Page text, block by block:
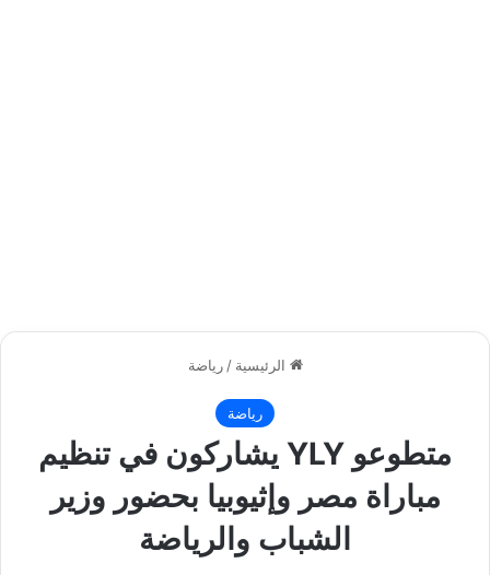
الرئيسية / رياضة
رياضة
متطوعو YLY يشاركون في تنظيم
مباراة مصر وإثيوبيا بحضور وزير
الشباب والرياضة